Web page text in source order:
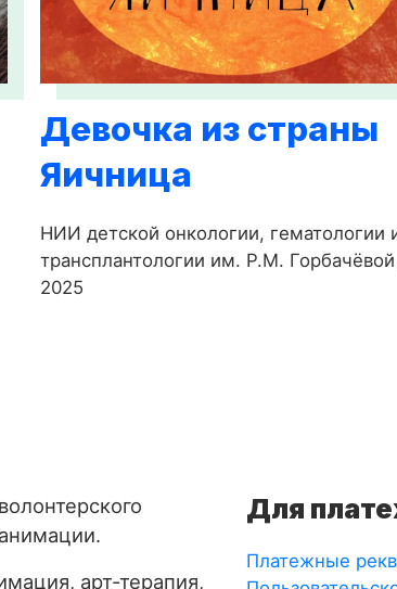
Девочка из страны
Яичница
НИИ детской онкологии, гематологии
трансплантологии им. Р.М.
2025
арт-терапия,
Для
Платежные